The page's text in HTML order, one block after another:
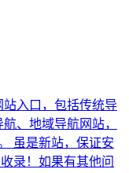
站入口，包括传统导
、地域导航网站，
虽是新站，保证安
录！如果有其他问